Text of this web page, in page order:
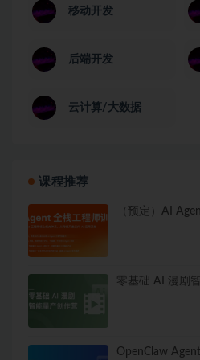
移动开发
后端开发
云计算/大数据
课程推荐
（预定）AI
零基础 AI 漫剧
OpenClaw